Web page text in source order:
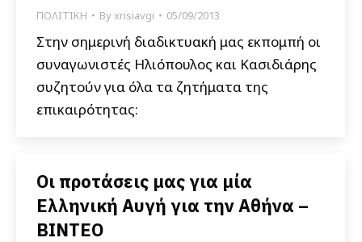
ΠΟΛΙΤΙΚΗ Byxrisiavgi 05/09/2013
Στην σημερινή διαδικτυακή μας εκπομπή οι
συναγωνιστές Ηλιόπουλος και Κασιδιάρης
συζητούν για όλα τα ζητήματα της
επικαιρότητας:
Οι προτάσεις μας για μία
Ελληνική Αυγή για την Αθήνα –
ΒΙΝΤΕΟ